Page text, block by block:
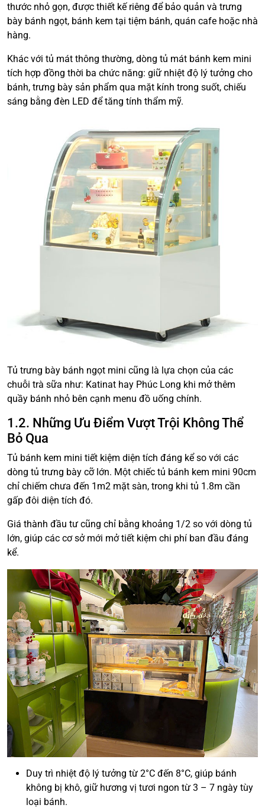
thước nhỏ gọn, được thiết kế riêng để bảo quản và trưng
bày bánh ngọt, bánh kem tại tiệm bánh, quán cafe hoặc nhà
hàng.
Khác với tủ mát thông thường, dòng tủ mát bánh kem mini
tích hợp đồng thời ba chức năng: giữ nhiệt độ lý tưởng cho
bánh, trưng bày sản phẩm qua mặt kính trong suốt, chiếu
sáng bằng đèn LED để tăng tính thẩm mỹ.
Tủ trưng bày bánh ngọt mini cũng là lựa chọn của các
chuỗi trà sữa như: Katinat hay Phúc Long khi mở thêm
quầy bánh nhỏ bên cạnh menu đồ uống chính.
1.2. Những Ưu Điểm Vượt Trội Không Thể
Bỏ Qua
Tủ bánh kem mini tiết kiệm diện tích đáng kể so với các
dòng tủ trưng bày cỡ lớn. Một chiếc tủ bánh kem mini 90cm
chỉ chiếm chưa đến 1m2 mặt sàn, trong khi tủ 1.8m cần
gấp đôi diện tích đó.
Giá thành đầu tư cũng chỉ bằng khoảng 1/2 so với dòng tủ
lớn, giúp các cơ sở mới mở tiết kiệm chi phí ban đầu đáng
kể.
Duy trì nhiệt độ lý tưởng từ 2°C đến 8°C, giúp bánh
không bị khô, giữ hương vị tươi ngon từ 3 – 7 ngày tùy
loại bánh.